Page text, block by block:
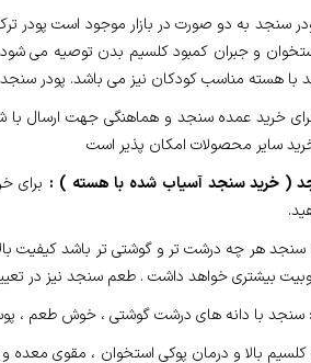
سنجد به دو صورت در بازار موجود است
و جبران کمبود کلسیم بدن توصیه می شود
با هسته مناسب کودکان نیز می باشد. پودر
خرید عمده سنجد و هماهنگی جهت ارسال با
سایر محصولات امکان پذیر است
( خرید سنجد آسیاب شده با هسته ) : برای
سنجد هر چه درشت تر و گوشتی تر باشد کیفیت
بیشتری خواهد داشت . طعم سنجد نیز در
با دانه های درشت گوشتی ، خوش طعم ،
بالا و درمان پوکی استخوان ، مقوی معده